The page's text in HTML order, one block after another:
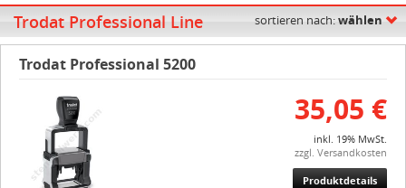
Trodat Professional Line sortieren nach:wählen
Trodat Professional 5200
35,05 €
inkl. 19% MwSt.
zzgl. Versandkosten
Produktdetails